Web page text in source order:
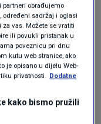
Republike
po ovom
pa nek
poručio je
partneri obrađujemo
određeni sadržaj i oglasi
vas. Možete se vratiti
ili povukli pristanak u
poveznicu pri dnu
kutu web stranice, ako
je opisano u dijelu Web-
privatnosti.
Dodatne
kako bismo pružili